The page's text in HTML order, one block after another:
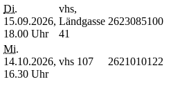
Di.
15.09.2026,
18.00 Uhr
vhs,
Ländgasse
41
2623085100
Mi.
14.10.2026,
16.30 Uhr
vhs 107 2621010122